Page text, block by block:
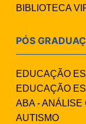
BIBLIOTECA
PÓS
EDUCAÇÃO
EDUCAÇÃO
ABA - ANÁLISE
AUTISMO